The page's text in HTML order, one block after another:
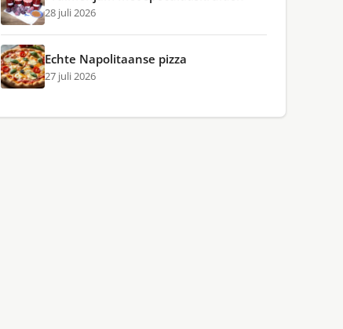
28 juli 2026
Echte Napolitaanse pizza
27 juli 2026